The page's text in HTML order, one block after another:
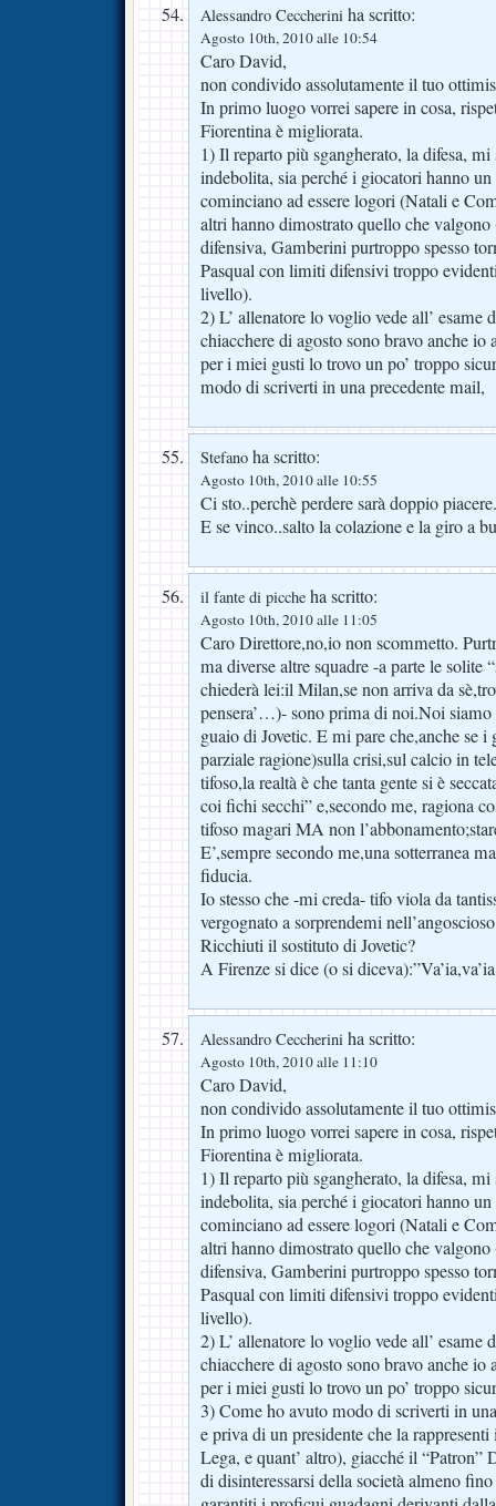
Alessandro Ceccherini ha scritto:
Agosto 10th, 2010 alle 10:54
Caro David,
non condivido assolutamente il tuo
In primo luogo vorrei sapere in cosa,
Fiorentina è migliorata.
1) Il reparto più sgangherato, la difesa,
indebolita, sia perché i giocatori hanno
cominciano ad essere logori (Natali e
altri hanno dimostrato quello che
difensiva, Gamberini purtroppo spesso
Pasqual con limiti difensivi troppo
livello).
2) L’ allenatore lo voglio vede all’ esame
chiacchere di agosto sono bravo anche
per i miei gusti lo trovo un po’ troppo
modo di scriverti in una precedente mail,
Stefano ha scritto:
Agosto 10th, 2010 alle 10:55
Ci sto..perchè perdere sarà doppio
E se vinco..salto la colazione e la giro a
il fante di picche ha scritto:
Agosto 10th, 2010 alle 11:05
Caro Direttore,no,io non scommetto.
ma diverse altre squadre -a parte le solite
chiederà lei:il Milan,se non arriva da
pensera’…)- sono prima di noi.Noi siamo
guaio di Jovetic. E mi pare che,anche se
parziale ragione)sulla crisi,sul calcio in
tifoso,la realtà è che tanta gente si è
coi fichi secchi” e,secondo me, ragiona
tifoso magari MA non
E’,sempre secondo me,una sotterranea
fiducia.
Io stesso che -mi creda- tifo viola da
vergognato a sorprendemi
Ricchiuti il sostituto di Jovetic?
A Firenze si dice (o si
Alessandro Ceccherini ha scritto:
Agosto 10th, 2010 alle 11:10
Caro David,
non condivido assolutamente il tuo
In primo luogo vorrei sapere in cosa,
Fiorentina è migliorata.
1) Il reparto più sgangherato, la difesa,
indebolita, sia perché i giocatori hanno
cominciano ad essere logori (Natali e
altri hanno dimostrato quello che
difensiva, Gamberini purtroppo spesso
Pasqual con limiti difensivi troppo
livello).
2) L’ allenatore lo voglio vede all’ esame
chiacchere di agosto sono bravo anche
per i miei gusti lo trovo un po’ troppo
3) Come ho avuto modo di scriverti in
e priva di un presidente che la
Lega, e quant’ altro), giacché il “Patron”
di disinteressarsi della società almeno